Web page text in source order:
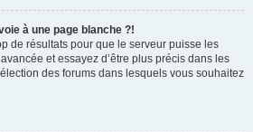
à une page blanche ?!
de résultats pour que le serveur puisse les
et essayez d’être plus précis dans les
des forums dans lesquels vous souhaitez